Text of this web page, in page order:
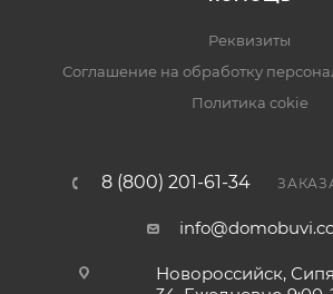
Реквизиты
Соглашение на обработку
Политика cokie
8 (800) 201-61-34
Новороссийск,